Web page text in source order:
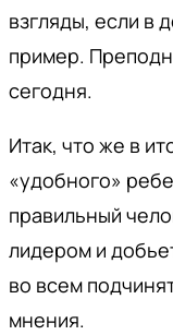
взгляды, если в
пример.
сегодня.
Итак, что же в
«удобного»
правильный
лидером и
во всем
мнения.